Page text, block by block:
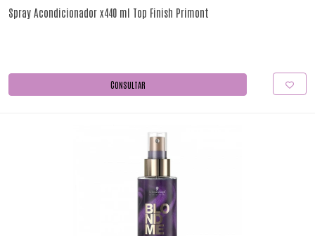
Spray Acondicionador x440 ml Top Finish Primont
CONSULTAR